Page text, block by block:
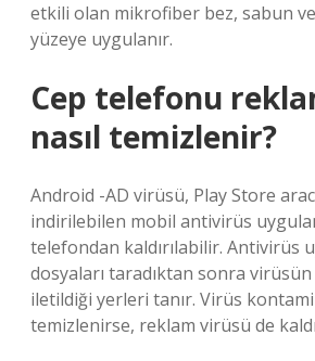
etkili olan mikrofiber bez, sabun
yüzeye uygulanır.
Cep telefonu
nasıl temizlenir?
Android -AD virüsü, Play Store
indirilebilen mobil antivirüs
telefondan kaldırılabilir. Antivirüs
dosyaları taradıktan sonra
iletildiği yerleri tanır. Virüs
temizlenirse, reklam virüsü de